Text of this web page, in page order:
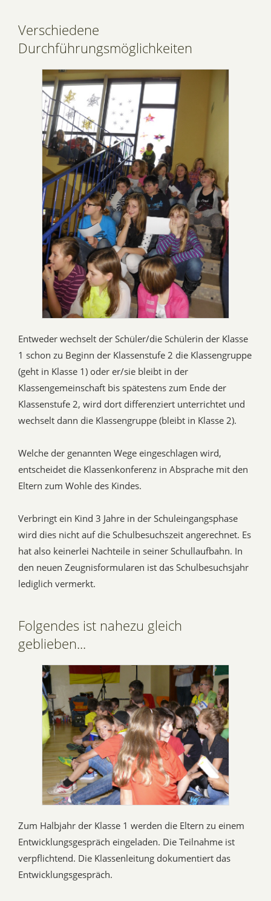
Verschiedene
Durchführungsmöglichkeiten
Entweder wechselt der Schüler/die Schülerin der Klasse
1 schon zu Beginn der Klassenstufe 2 die Klassengruppe
(geht in Klasse 1) oder er/sie bleibt in der
Klassengemeinschaft bis spätestens zum Ende der
Klassenstufe 2, wird dort differenziert unterrichtet und
wechselt dann die Klassengruppe (bleibt in Klasse 2).
Welche der genannten Wege eingeschlagen wird,
entscheidet die Klassenkonferenz in Absprache mit den
Eltern zum Wohle des Kindes.
Verbringt ein Kind 3 Jahre in der Schuleingangsphase
wird dies nicht auf die Schulbesuchszeit angerechnet. Es
hat also keinerlei Nachteile in seiner Schullaufbahn. In
den neuen Zeugnisformularen ist das Schulbesuchsjahr
lediglich vermerkt.
Folgendes ist nahezu gleich
geblieben...
Zum Halbjahr der Klasse 1 werden die Eltern zu einem
Entwicklungsgespräch eingeladen. Die Teilnahme ist
verpflichtend. Die Klassenleitung dokumentiert das
Entwicklungsgespräch.